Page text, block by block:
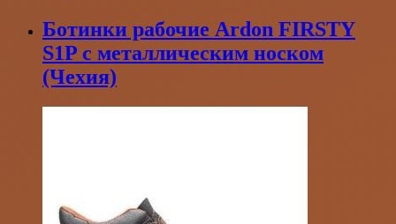
Ботинки рабочие Ardon FIRSTY
S1P с металлическим носком
(Чехия)